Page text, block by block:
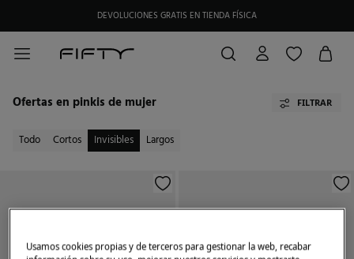
DEVOLUCIONES GRATIS EN TIENDA FÍSICA
Ofertas en pinkis de mujer FILTRAR
Todo Cortos Invisibles Largos
Usamos cookies propias y de terceros para gestionar la web, recabar